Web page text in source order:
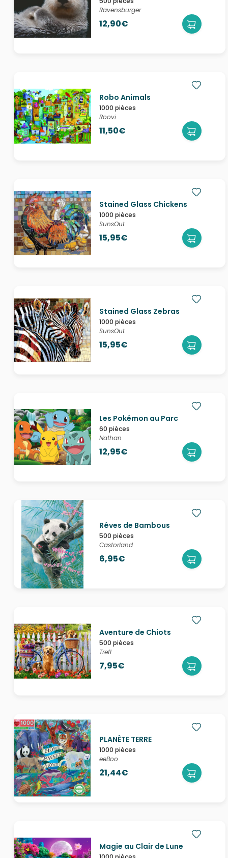
Ravensburger
12,90€
Robo Animals
1000 pièces
Roovi
11,50€
Stained Glass Chickens
1000 pièces
SunsOut
15,95€
Stained Glass Zebras
1000 pièces
SunsOut
15,95€
Les Pokémon au Parc
60 pièces
Nathan
12,95€
Rêves de Bambous
500 pièces
Castorland
6,95€
Aventure de Chiots
500 pièces
Trefl
7,95€
PLANÈTE TERRE
1000 pièces
eeBoo
21,44€
Magie au Clair de Lune